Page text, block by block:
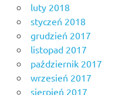
luty 2018
styczeń 2018
grudzień 2017
listopad 2017
październik 2017
wrzesień 2017
sierpień 2017